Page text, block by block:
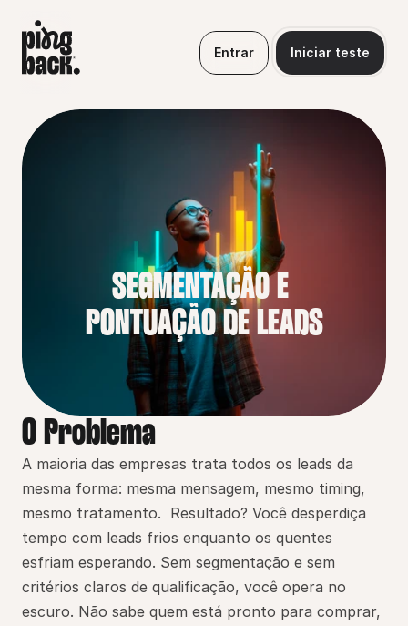
Entrar Iniciar teste
SEGMENTAÇÃO E
PONTUAÇÃO DE LEADS
O Problema
A maioria das empresas trata todos os leads da
mesma forma: mesma mensagem, mesmo timing,
mesmo tratamento.  Resultado? Você desperdiça
tempo com leads frios enquanto os quentes
esfriam esperando. Sem segmentação e sem
critérios claros de qualificação, você opera no
escuro. Não sabe quem está pronto para comprar,